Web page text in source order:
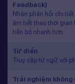
Feedback)
Nhận phản hồi chi
âm tiết theo thời gian
tiến bộ nhanh hơn.
Từ điển
Truy cập từ ngữ với
Trải nghiệm không